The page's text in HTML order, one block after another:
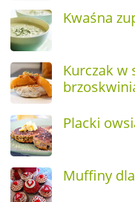
Kwaśna
Kurczak w
Placki
Muffiny